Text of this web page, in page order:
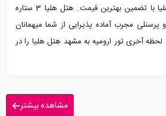
تور مشهد از ارومیه هتل هلیا با تضمین بهترین قیمت. هتل هلیا 3 ستاره
پرسنلی مجرب آماده پذیرایی از شما میهمانان
آخری تور ارومیه به مشهد هتل هلیا را در
مشاهده بیشتر